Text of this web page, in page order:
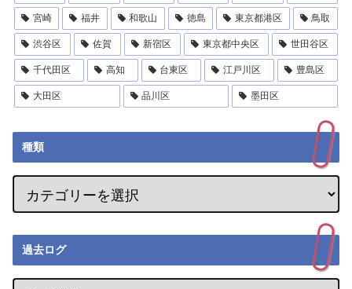
宮崎 福井 和歌山 徳島 東京都港区 鳥取
渋谷区 佐賀 新宿区 東京都中央区 世田谷区
千代田区 高知 台東区 江戸川区 豊島区
大田区 品川区 墨田区
種類
過去ログ